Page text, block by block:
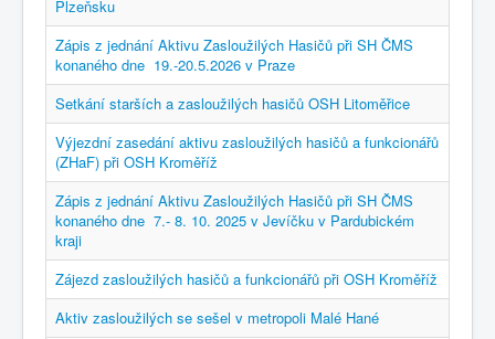
Plzeňsku
Zápis z jednání Aktivu Zasloužilých Hasičů při SH ČMS
konaného dne 19.-20.5.2026 v Praze
Setkání starších a zasloužilých hasičů OSH Litoměřice
Výjezdní zasedání aktivu zasloužilých hasičů a funkcionářů
(ZHaF) při OSH Kroměříž
Zápis z jednání Aktivu Zasloužilých Hasičů při SH ČMS
konaného dne 7.- 8. 10. 2025 v Jevíčku v Pardubickém
kraji
Zájezd zasloužilých hasičů a funkcionářů při OSH Kroměříž
Aktiv zasloužilých se sešel v metropoli Malé Hané